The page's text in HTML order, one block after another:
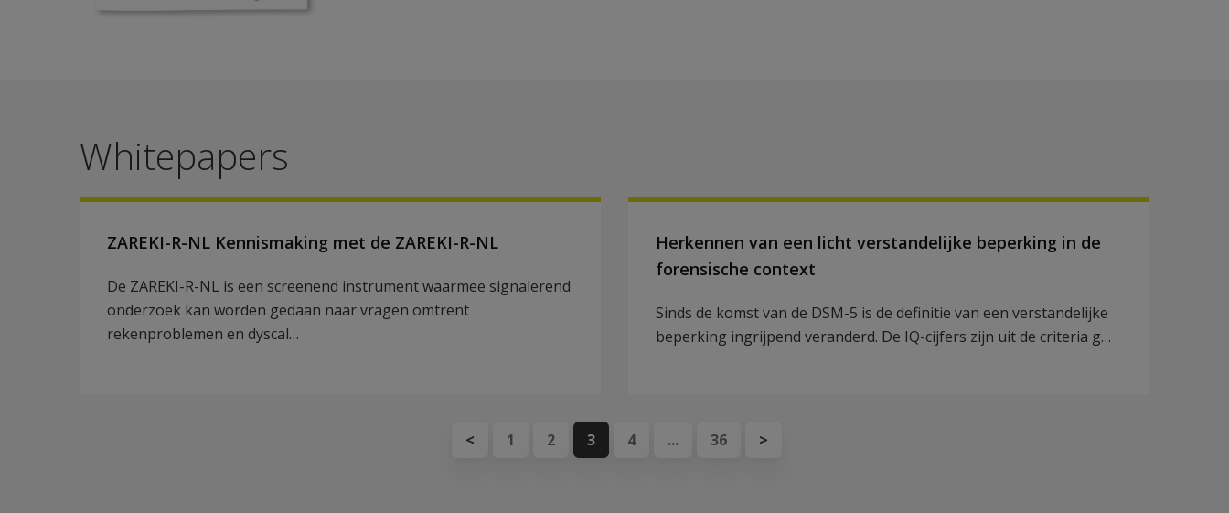
Whitepapers
ZAREKI-R-NL Kennismaking met de ZAREKI-R-NL
De ZAREKI-R-NL is een screenend instrument waarmee signalerend
onderzoek kan worden gedaan naar vragen omtrent
rekenproblemen en dyscal…
Herkennen van een licht verstandelijke beperking in de
forensische context
Sinds de komst van de DSM-5 is de definitie van een verstandelijke
beperking ingrijpend veranderd. De IQ-cijfers zijn uit de criteria g…
< 1 2 3 4 ... 36 >